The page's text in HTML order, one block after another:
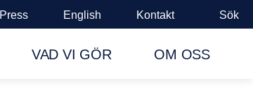
Press English Kontakt Sök
VAD VI GÖR OM OSS